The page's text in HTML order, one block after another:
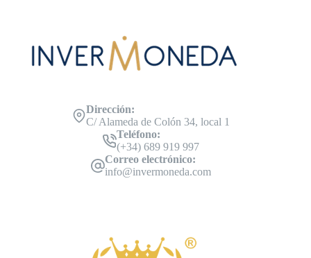
Dirección:
C/ Alameda de Colón 34, local 1
Teléfono:
(+34) 689 919 997
Correo electrónico:
info@invermoneda.com